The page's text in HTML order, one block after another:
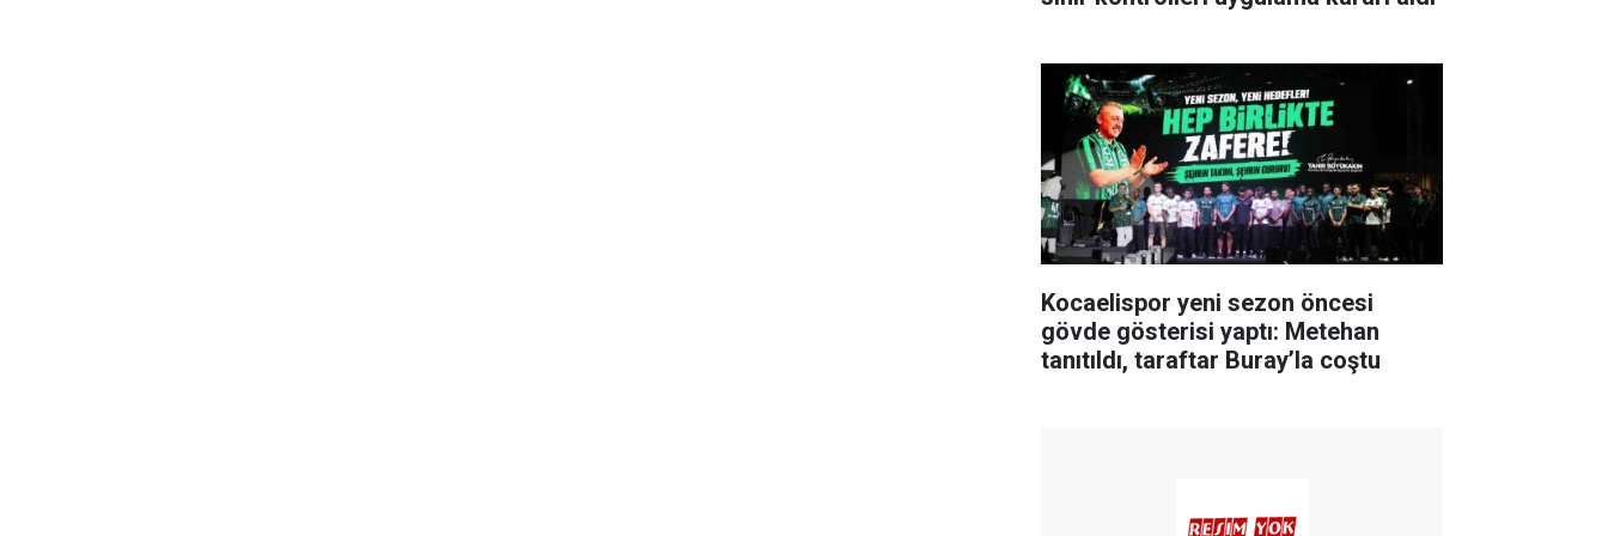
Kocaelispor yeni sezon öncesi
gövde gösterisi yaptı: Metehan
tanıtıldı, taraftar Buray’la coştu